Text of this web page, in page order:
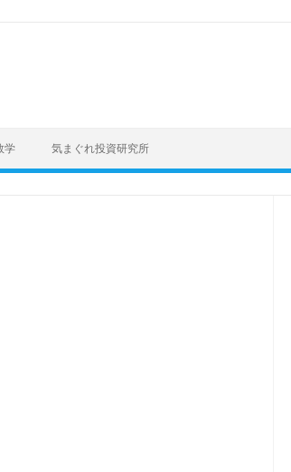
学 気まぐれ投資研究所